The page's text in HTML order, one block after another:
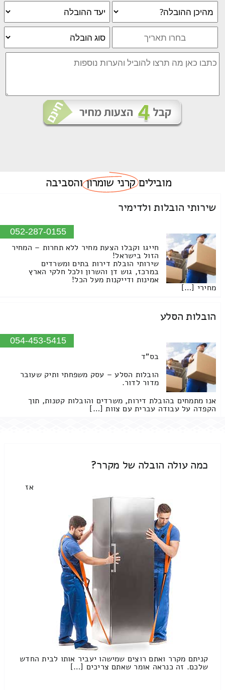
מוביליםקרני שומרוןוהסביבה
שירותי הובלות ולדימיר
052-287-0155
חייגו וקבלו הצעת מחיר ללא תחרות – המחיר
הזול בישראל!
שירותי הובלת דירות בתים ומשרדים
במרכז, גוש דן והשרון ולכל חלקי הארץ
אמינות ודייקנות מעל הכל!
מחירי […]
הובלות הסלע
054-453-5415
בס"ד
הובלות הסלע – עסק משפחתי ותיק שעובר
מדור לדור.
אנו מתמחים בהובלת דירות, משרדים והובלות קטנות, תוך
הקפדה על עבודה עברית עם צוות […]
כמה עולה הובלה של מקרר?
אז
קניתם מקרר ואתם רוצים שמישהו יעביר אותו לבית החדש
שלכם. זה כנראה אומר שאתם צריכים […]